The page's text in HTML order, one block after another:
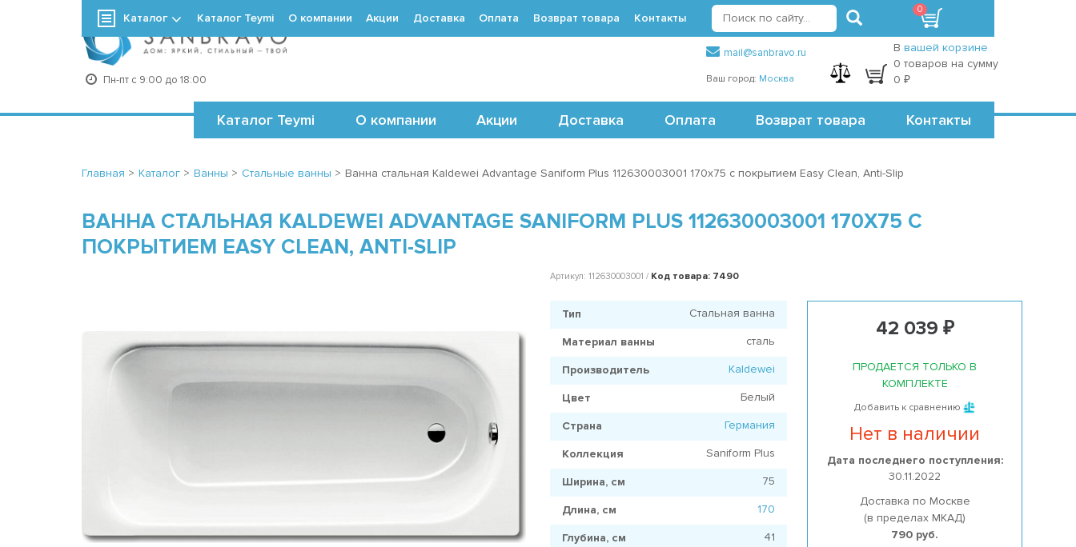
Пн-пт с 9:00 до 18:00
+7 (495) 488-71-24 Точки самовывоза
mail@sanbravo.ru
Ваш город: Москва
регистрация
В вашей корзине
0 товаров на сумму
0 ₽
Каталог Teymi О компании Акции Доставка Оплата Возврат товара Контакты
Каталог Каталог Teymi О компании Акции Доставка Оплата Возврат товара Контакты
0
Главная > Каталог > Ванны > Стальные ванны > Ванна стальная Kaldewei Advantage Saniform Plus 112630003001 170x75 с покрытием Easy Clean, Anti-Slip
ВАННА СТАЛЬНАЯ KALDEWEI ADVANTAGE SANIFORM PLUS 112630003001 170X75 С
ПОКРЫТИЕМ EASY CLEAN, ANTI-SLIP
Артикул: 112630003001 / Код товара: 7490
42 039 ₽
ПРОДАЕТСЯ ТОЛЬКО В
КОМПЛЕКТЕ
Добавить к сравнению
Нет в наличии
Дата последнего поступления:
30.11.2022
Доставка по Москве
(в пределах МКАД)
790 руб.
Тип Стальная ванна
Материал ванны сталь
Производитель Kaldewei
Цвет Белый
Страна Германия
Коллекция Saniform Plus
Ширина, см 75
Длина, см 170
Глубина, см 41